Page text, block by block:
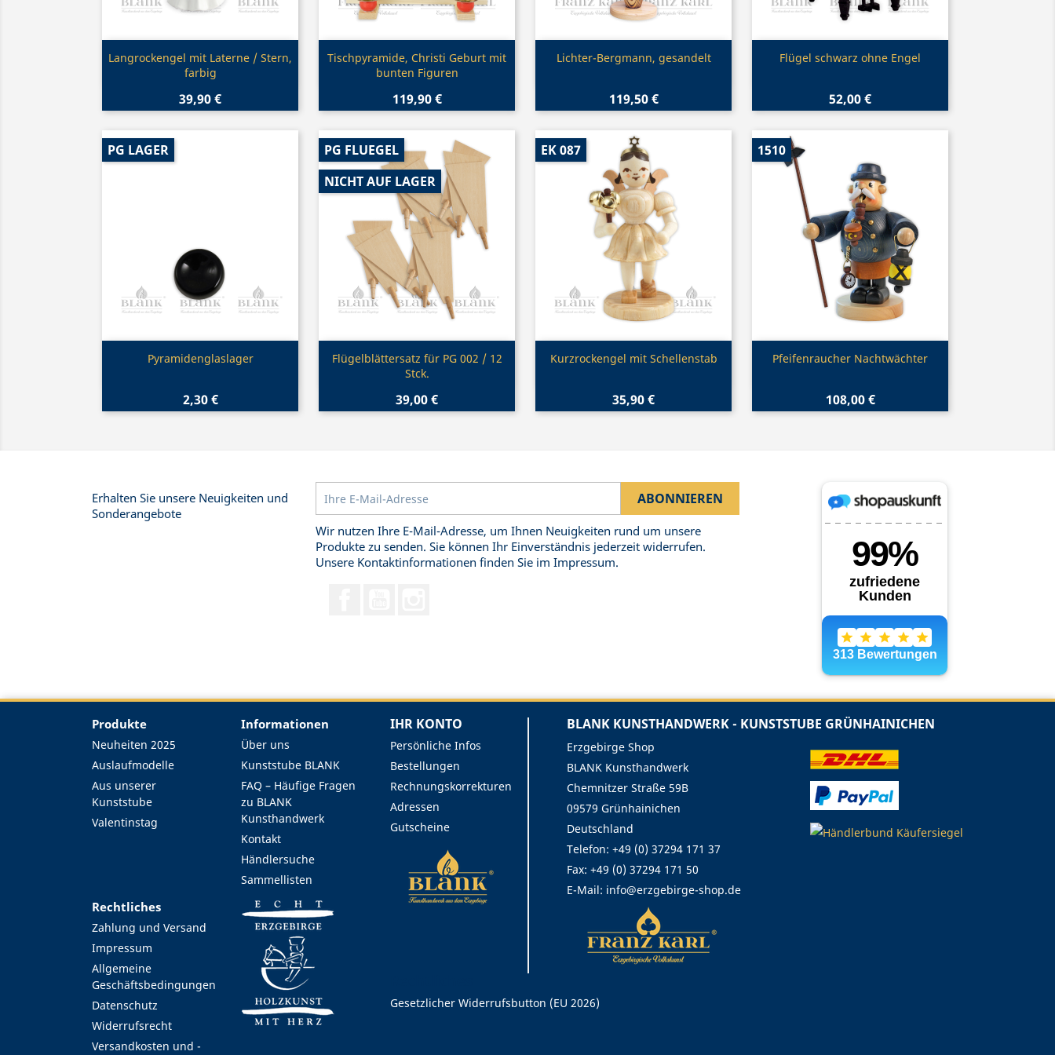
Vorschau
Langrockengel mit Laterne / Stern,
farbig
39,90 €
Vorschau
Tischpyramide, Christi Geburt mit
bunten Figuren
119,90 €
Vorschau
Lichter-Bergmann, gesandelt
119,50 €
Vorschau
Flügel schwarz ohne Engel
52,00 €
Vorschau
Pyramidenglaslager
2,30 €
PG LAGER
Vorschau
Flügelblättersatz für PG 002 / 12
Stck.
39,00 €
PG FLUEGEL
NICHT AUF LAGER
Vorschau
Kurzrockengel mit Schellenstab
35,90 €
EK 087
Vorschau
Pfeifenraucher Nachtwächter
108,00 €
1510
Erhalten Sie unsere Neuigkeiten und
Sonderangebote
Wir nutzen Ihre E-Mail-Adresse, um Ihnen Neuigkeiten rund um unsere
Produkte zu senden. Sie können Ihr Einverständnis jederzeit widerrufen.
Unsere Kontaktinformationen finden Sie im Impressum.
Produkte
Neuheiten 2025
Auslaufmodelle
Aus unserer
Kunststube
Valentinstag
Informationen
Über uns
Kunststube BLANK
FAQ – Häufige Fragen
zu BLANK
Kunsthandwerk
Kontakt
Händlersuche
Sammellisten
Rechtliches
Zahlung und Versand
Impressum
Allgemeine
Geschäftsbedingungen
Datenschutz
Widerrufsrecht
Versandkosten und -
IHR KONTO
Persönliche Infos
Bestellungen
Rechnungskorrekturen
Adressen
Gutscheine
BLANK KUNSTHANDWERK - KUNSTSTUBE GRÜNHAINICHEN
Erzgebirge Shop
BLANK Kunsthandwerk
Chemnitzer Straße 59B
09579 Grünhainichen
Deutschland
Telefon: +49 (0) 37294 171 37
Fax: +49 (0) 37294 171 50
E-Mail: info@erzgebirge-shop.de
Gesetzlicher Widerrufsbutton (EU 2026)